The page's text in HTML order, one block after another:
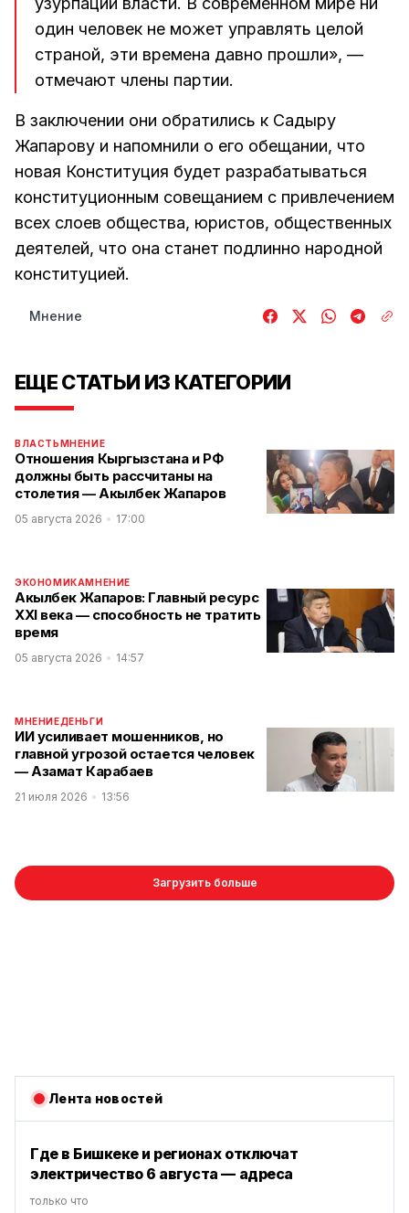
один человек не может управлять целой
страной, эти времена давно прошли», —
отмечают члены партии.
В заключении они обратились к Садыру
Жапарову и напомнили о его обещании, что
новая Конституция будет разрабатываться
конституционным совещанием с привлечением
всех слоев общества, юристов, общественных
деятелей, что она станет подлинно народной
конституцией.
Мнение
ЕЩЕ СТАТЬИ ИЗ КАТЕГОРИИ
ВЛАСТЬМНЕНИЕ
Отношения Кыргызстана и РФ
должны быть рассчитаны на
столетия — Акылбек Жапаров
05 августа 2026 17:00
ЭКОНОМИКАМНЕНИЕ
Акылбек Жапаров: Главный ресурс
XXI века — способность не тратить
время
05 августа 2026 14:57
МНЕНИЕДЕНЬГИ
ИИ усиливает мошенников, но
главной угрозой остается человек
— Азамат Карабаев
21 июля 2026 13:56
Загрузить больше
Лента новостей
Где в Бишкеке и регионах отключат
электричество 6 августа — адреса
только что